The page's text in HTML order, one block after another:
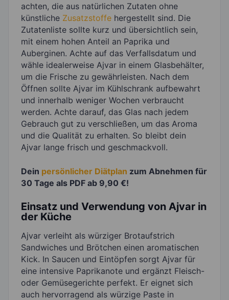
achten, die aus natürlichen Zutaten ohne
künstliche Zusatzstoffe hergestellt sind. Die
Zutatenliste sollte kurz und übersichtlich sein,
mit einem hohen Anteil an Paprika und
Auberginen. Achte auf das Verfallsdatum und
wähle idealerweise Ajvar in einem Glasbehälter,
um die Frische zu gewährleisten. Nach dem
Öffnen sollte Ajvar im Kühlschrank aufbewahrt
und innerhalb weniger Wochen verbraucht
werden. Achte darauf, das Glas nach jedem
Gebrauch gut zu verschließen, um das Aroma
und die Qualität zu erhalten. So bleibt dein
Ajvar lange frisch und geschmackvoll.
Dein persönlicher Diätplan zum Abnehmen für
30 Tage als PDF ab 9,90 €!
Einsatz und Verwendung von Ajvar in
der Küche
Ajvar verleiht als würziger Brotaufstrich
Sandwiches und Brötchen einen aromatischen
Kick. In Saucen und Eintöpfen sorgt Ajvar für
eine intensive Paprikanote und ergänzt Fleisch-
oder Gemüsegerichte perfekt. Er eignet sich
auch hervorragend als würzige Paste in